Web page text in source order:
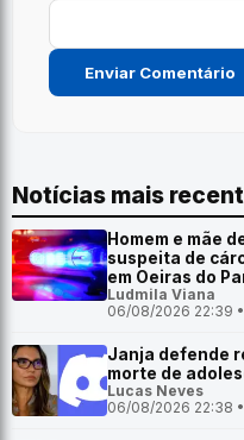
Notícias mais
Homem e mãe
suspeita de
em Oeiras do
Ludmila Viana
06/08/2026 22:39
Janja defende
morte de
Lucas Neves
06/08/2026 22:38 •